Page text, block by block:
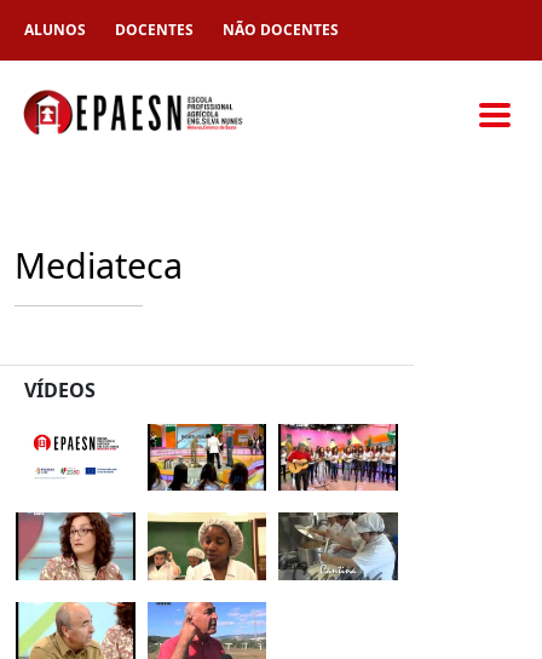
ALUNOS DOCENTES NÃO DOCENTES
Mediateca
VÍDEOS